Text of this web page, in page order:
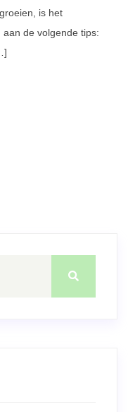
is het
de volgende tips: